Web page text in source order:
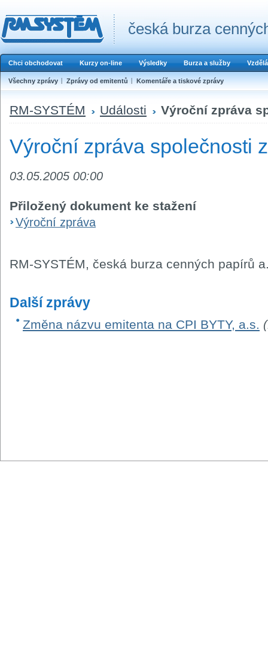
česká burza
Chci obchodovat Kurzy on-line Výsledky Burza a služby
Všechny zprávy Zprávy od emitentů Komentáře a tiskové zprávy
RM-SYSTÉM Události Výroční zpráva
Výroční zpráva společnosti
03.05.2005 00:00
Přiložený dokument ke stažení
Výroční zpráva
RM-SYSTÉM, česká burza cenných papírů
Další zprávy
Změna názvu emitenta na CPI BYTY, a.s.